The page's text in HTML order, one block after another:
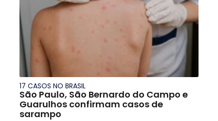
17 CASOS NO BRASIL
São Paulo, São Bernardo do Campo e
Guarulhos confirmam casos de
sarampo